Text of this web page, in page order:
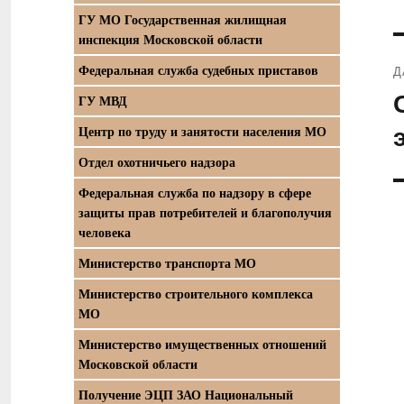
ГУ МО Государственная жилищная
инспекция Московской области
Федеральная служба судебных приставов
ГУ МВД
Центр по труду и занятости населения МО
Отдел охотничьего надзора
Федеральная служба по надзору в сфере
защиты прав потребителей и благополучия
человека
Министерство транспорта МО
Министерство строительного комплекса
МО
Министерство имущественных отношений
Московской области
Получение ЭЦП ЗАО Национальный